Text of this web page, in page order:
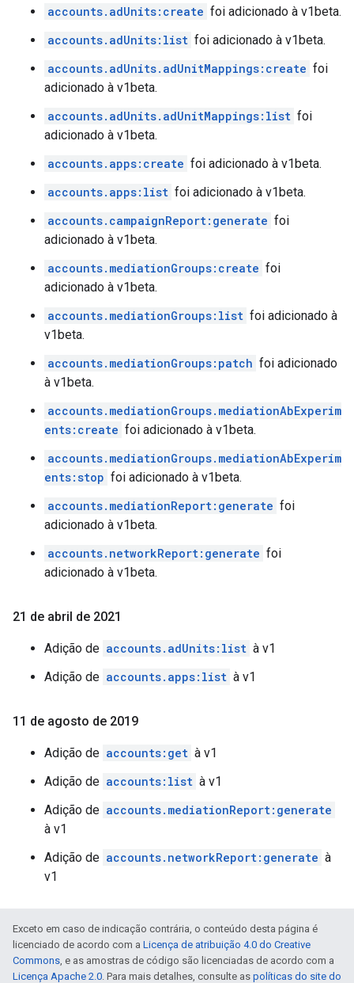
accounts.adUnits:create foi adicionado à v1beta.
accounts.adUnits:list foi adicionado à v1beta.
accounts.adUnits.adUnitMappings:create foi
adicionado à v1beta.
accounts.adUnits.adUnitMappings:list foi
adicionado à v1beta.
accounts.apps:create foi adicionado à v1beta.
accounts.apps:list foi adicionado à v1beta.
accounts.campaignReport:generate foi
adicionado à v1beta.
accounts.mediationGroups:create foi
adicionado à v1beta.
accounts.mediationGroups:list foi adicionado à
v1beta.
accounts.mediationGroups:patch foi adicionado
à v1beta.
accounts.mediationGroups.mediationAbExperim
ents:create foi adicionado à v1beta.
accounts.mediationGroups.mediationAbExperim
ents:stop foi adicionado à v1beta.
accounts.mediationReport:generate foi
adicionado à v1beta.
accounts.networkReport:generate foi
adicionado à v1beta.
21 de abril de 2021
Adição de accounts.adUnits:list à v1
Adição de accounts.apps:list à v1
11 de agosto de 2019
Adição de accounts:get à v1
Adição de accounts:list à v1
Adição de accounts.mediationReport:generate
à v1
Adição de accounts.networkReport:generate à
v1
Exceto em caso de indicação contrária, o conteúdo desta página é
licenciado de acordo com a Licença de atribuição 4.0 do Creative
Commons, e as amostras de código são licenciadas de acordo com a
Licença Apache 2.0. Para mais detalhes, consulte as políticas do site do